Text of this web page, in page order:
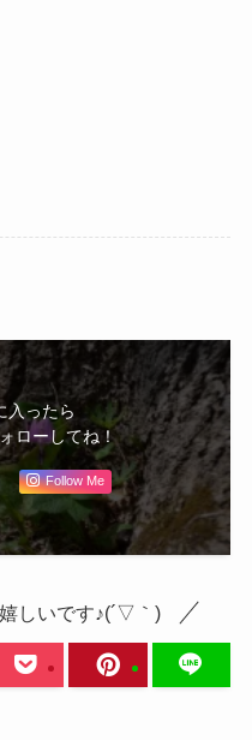
入ったら
ローしてね！
Follow Me
しいです♪(´▽｀)